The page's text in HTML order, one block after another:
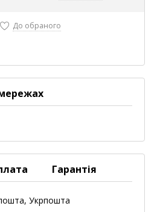
До обраного
Гарантія
Укрпошта